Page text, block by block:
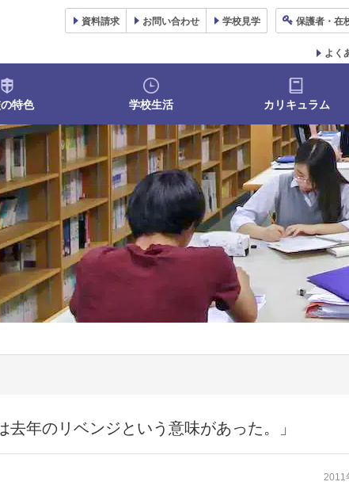
資料請求 お問い合わせ 学校見学 保護者 ・在
よく
特色 学校生活 カリキュラム
年のリベンジという意味があった。」